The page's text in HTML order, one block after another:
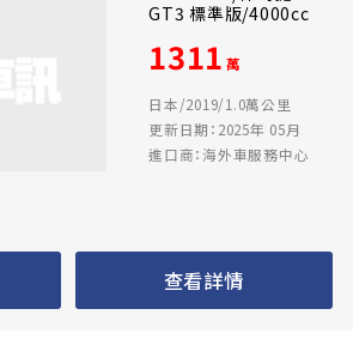
GT3 標準版/4000cc
1311 萬
日本/2019/1.0萬公里
更新日期：2025年 05月
進口商：海外車服務中心
查看詳情